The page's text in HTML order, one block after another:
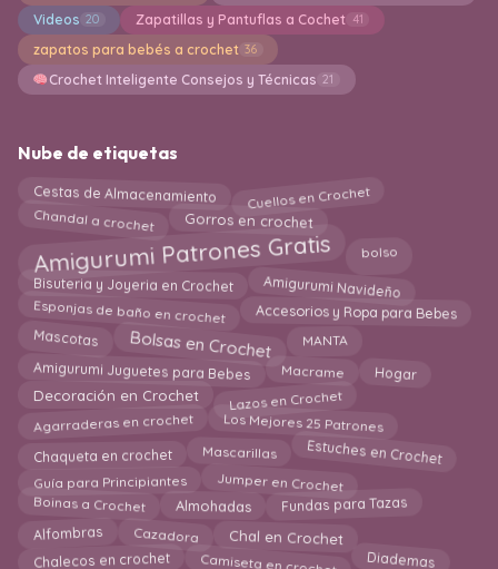
Videos 20 Zapatillas y Pantuflas a Cochet 41
zapatos para bebés a crochet 36
Crochet Inteligente Consejos y Técnicas 21
Nube de etiquetas
Cestas de Almacenamiento Cuellos en Crochet
Chandal a crochet Gorros en crochet
Amigurumi Patrones Gratis bolso
Bisuteria y Joyeria en Crochet Amigurumi Navideño
Esponjas de baño en crochet Accesorios y Ropa para Bebes
Mascotas Bolsas en Crochet MANTA
Amigurumi Juguetes para Bebes Macrame Hogar
Decoración en Crochet Lazos en Crochet
Agarraderas en crochet Los Mejores 25 Patrones
Chaqueta en crochet Mascarillas Estuches en Crochet
Guía para Principiantes Jumper en Crochet
Boinas a Crochet Almohadas Fundas para Tazas
Alfombras Cazadora Chal en Crochet
Camiseta en crochet Diademas